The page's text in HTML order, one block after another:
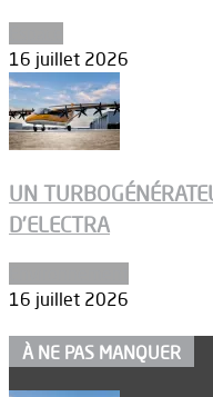
16 juillet 2026
UN
D’ELECTRA
16 juillet 2026
À NE PAS MANQUER